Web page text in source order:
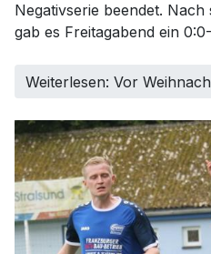
Negativserie beendet.
gab es Freitagabend ein
Weiterlesen: Vor